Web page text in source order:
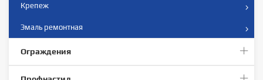
Крепеж
Эмаль ремонтная
Ограждения